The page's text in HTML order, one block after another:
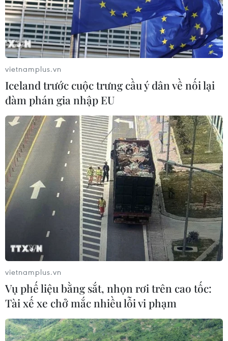
'Bật mí' công nghệ sạc đầy pin xe điện chỉ
trong thời gian 5 phút
19/07/2025 23:22
Với tốc độ sạc lý thuyết lên tới một megawatt hoặc hơn,
các trạm sạc ở Israel có thể sạc gần đầy những bộ pin
lớn chỉ trong 5 phút - tương đương thời gian đổ xăng
cho một xe thông thường tại cây xăng.
vietnamplus.vn
Iceland trước cuộc trưng cầu ý dân về nối lại
đàm phán gia nhập EU
vietnamplus.vn
Vụ phế liệu bằng sắt, nhọn rơi trên cao tốc:
Tài xế xe chở mắc nhiều lỗi vi phạm